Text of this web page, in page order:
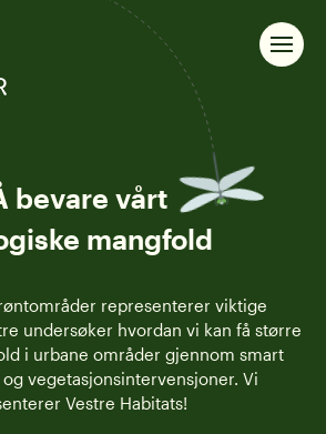
bevare vårt
mangfold
representerer viktige
undersøker hvordan vi kan få større
i urbane områder gjennom smart
vegetasjonsintervensjoner. Vi
Vestre Habitats!